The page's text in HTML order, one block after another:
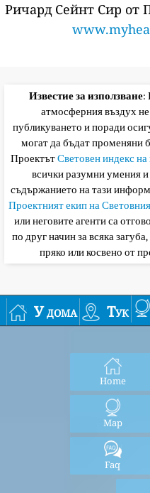
Ричард Сейнт Сир от
Известие за използване:
атмосферния въздух
публикуването и поради
могат да бъдат променяни
ПроектътСветовен индекс на
всички разумни умения
съдържанието на тази
Проектният екип на
или неговите агенти са
по друг начин за всяка
пряко или косвено от
У дома Тук
Home
Map
Faq